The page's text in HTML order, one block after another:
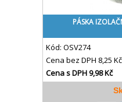
PÁSKA
Kód: OSV274
Cena bez DPH 8,25 Kč
Cena s DPH9,98 Kč